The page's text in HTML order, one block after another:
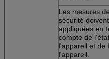
Les mesures de
sécurité
appliquées en
compte de
l'appareil et de
l'appareil.